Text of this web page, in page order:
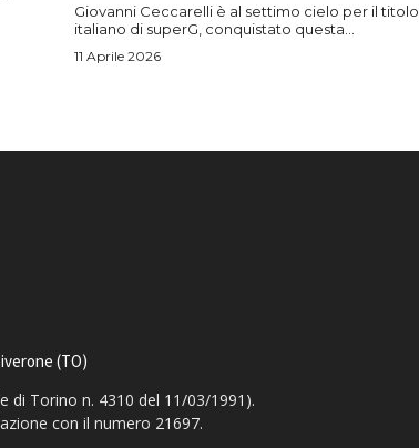
Giovanni Ceccarelli è al settimo cielo per il titolo
italiano di superG, conquistato questa...
11 Aprile 2026
(TO)
di Torino n. 4310 del 11/03/1991).
con il numero 21697.